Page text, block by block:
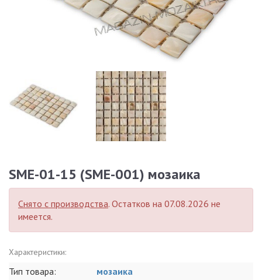
SME-01-15 (SME-001) мозаика
Снято с производства. Остатков на 07.08.2026 не
имеется.
Характеристики:
Тип товара:
мозаика